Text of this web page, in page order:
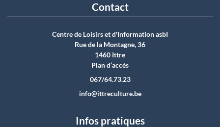
Contact
Centre de Loisirs et d'Information asbI
Rue de la Montagne, 36
1460 Ittre
Plan d’accès
067/64.73.23
info@ittreculture.be
Infos pratiques